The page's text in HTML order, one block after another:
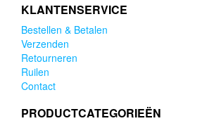
KLANTENSERVICE
Bestellen & Betalen
Verzenden
Retourneren
Ruilen
Contact
PRODUCTCATEGORIEËN